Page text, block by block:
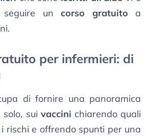
seguire uncorso gratuito a
per infermieri: di
di fornire una panoramica
sui vaccini chiarendo quali
rischi e offrendo spunti per una